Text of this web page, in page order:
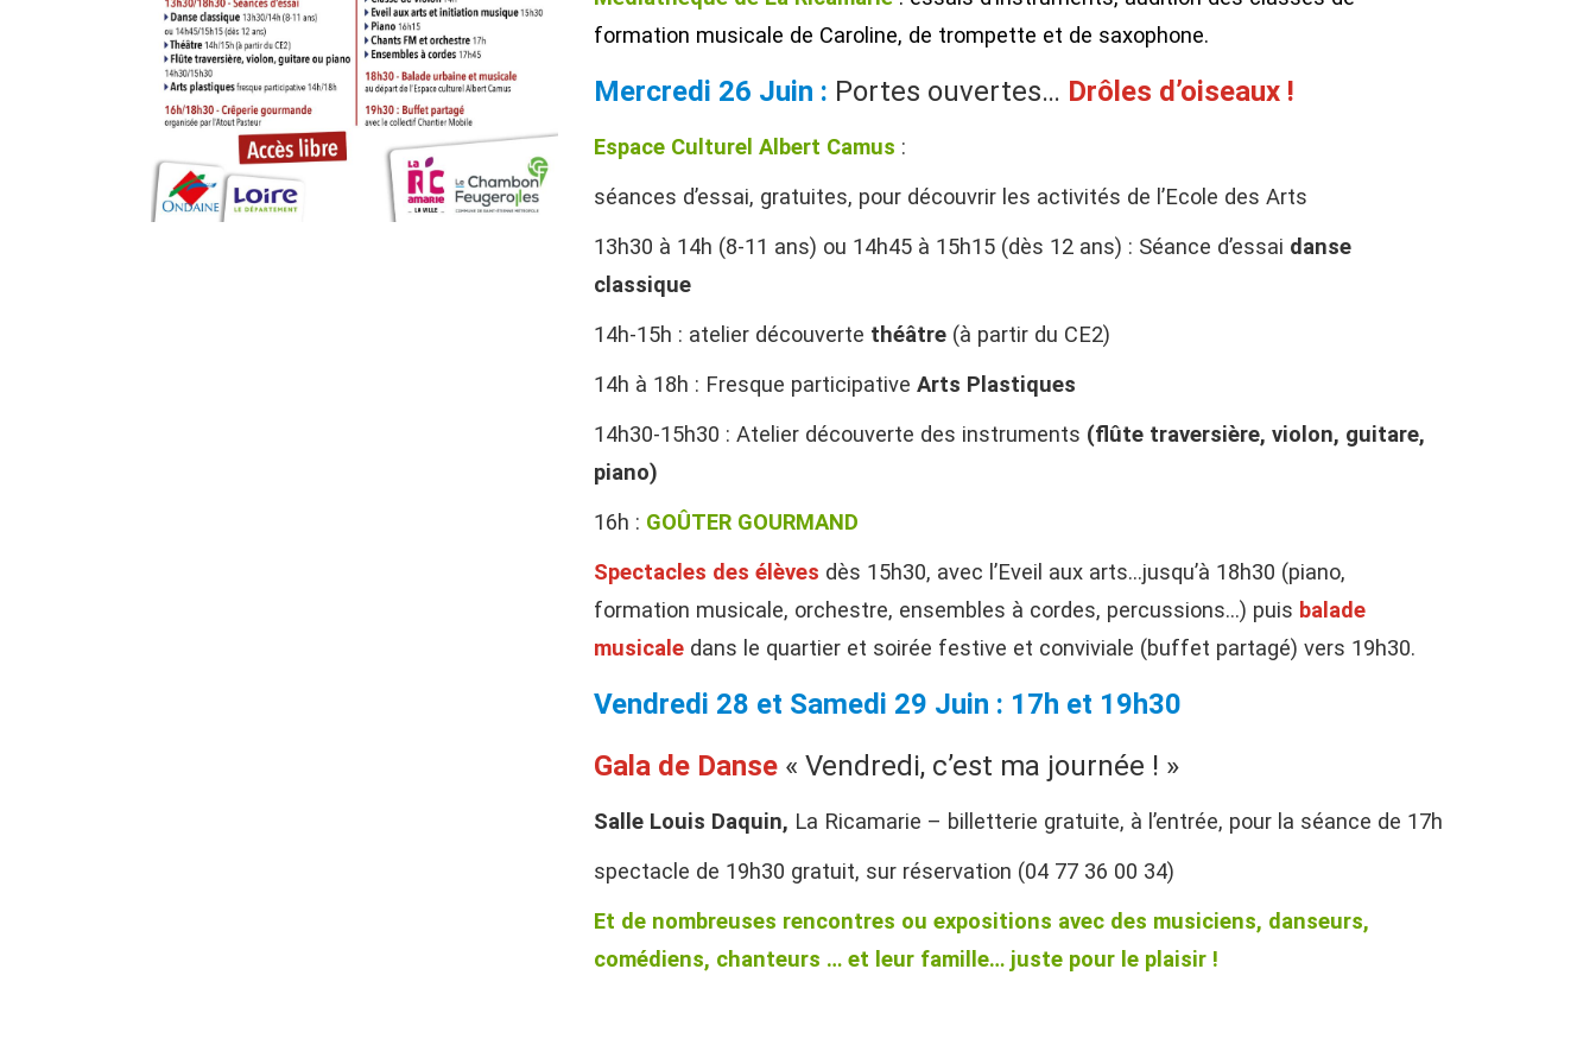
formation musicale de Caroline, de trompette et de saxophone.
Mercredi 26 Juin : Portes ouvertes… Drôles d’oiseaux !
Espace Culturel Albert Camus :
séances d’essai, gratuites, pour découvrir les activités de l’Ecole des Arts
13h30 à 14h (8-11 ans) ou 14h45 à 15h15 (dès 12 ans) : Séance d’essai danse
classique
14h-15h : atelier découverte théâtre (à partir du CE2)
14h à 18h : Fresque participativeArts Plastiques
14h30-15h30 : Atelier découverte des instruments (flûte traversière, violon, guitare,
piano)
16h : GOÛTER GOURMAND
Spectacles des élèves dès 15h30, avec l’Eveil aux arts…jusqu’à 18h30 (piano,
formation musicale, orchestre, ensembles à cordes, percussions…) puis balade
musicale dans le quartier et soirée festive et conviviale (buffet partagé) vers 19h30.
Vendredi 28 et Samedi 29 Juin : 17h et 19h30
Gala de Danse « Vendredi, c’est ma journée ! »
Salle Louis Daquin, La Ricamarie – billetterie gratuite, à l’entrée, pour la séance de 17h
spectacle de 19h30 gratuit, sur réservation (04 77 36 00 34)
Et de nombreuses rencontres ou expositions avec des musiciens, danseurs,
comédiens, chanteurs … et leur famille… juste pour le plaisir !